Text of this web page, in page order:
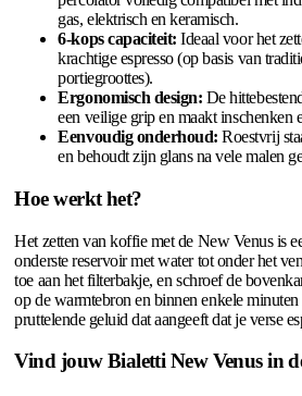
gas, elektrisch en keramisch.
6-kops capaciteit: Ideaal voor het
krachtige espresso (op basis van
portiegroottes).
Ergonomisch design: De
een veilige grip en maakt inschenken
Eenvoudig onderhoud: Roestvrij
en behoudt zijn glans na vele malen
Hoe werkt het?
Het zetten van koffie met de New Venus is
onderste reservoir met water tot onder het
toe aan het filterbakje, en schroef de
op de warmtebron en binnen enkele
pruttelende geluid dat aangeeft dat je verse
Vind jouw Bialetti New Venus in